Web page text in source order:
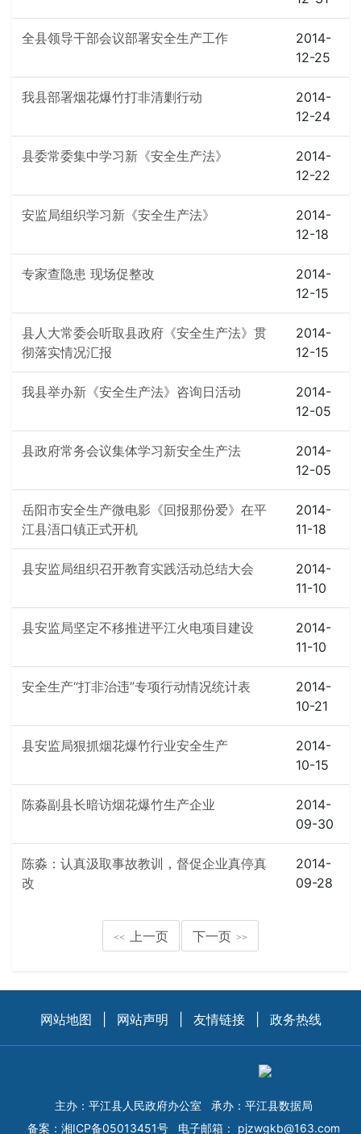
全县领导干部会议部署安全生产工作
2014-
12-25
我县部署烟花爆竹打非清剿行动
2014-
12-24
县委常委集中学习新《安全生产法》
2014-
12-22
安监局组织学习新《安全生产法》
2014-
12-18
专家查隐患 现场促整改
2014-
12-15
县人大常委会听取县政府《安全生产法》贯
彻落实情况汇报
2014-
12-15
我县举办新《安全生产法》咨询日活动
2014-
12-05
县政府常务会议集体学习新安全生产法
2014-
12-05
岳阳市安全生产微电影《回报那份爱》在平
江县浯口镇正式开机
2014-
11-18
县安监局组织召开教育实践活动总结大会
2014-
11-10
县安监局坚定不移推进平江火电项目建设
2014-
11-10
安全生产“打非治违”专项行动情况统计表
2014-
10-21
县安监局狠抓烟花爆竹行业安全生产
2014-
10-15
陈淼副县长暗访烟花爆竹生产企业
2014-
09-30
陈淼：认真汲取事故教训，督促企业真停真
改
2014-
09-28
<< 上一页 下一页 >>
网站地图 网站声明 友情链接 政务热线
主办：平江县人民政府办公室
承办：平江县数据局
备案： 湘ICP备05013451号 电子邮箱： pjzwgkb@163.com